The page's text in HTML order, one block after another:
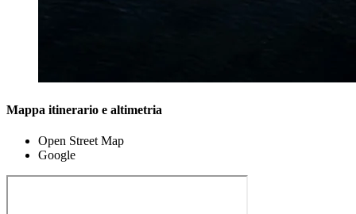
Mappa itinerario e altimetria
Open Street Map
Google